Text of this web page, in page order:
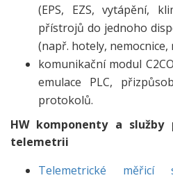
(EPS, EZS, vytápění,
přístrojů do jednoho
(např. hotely, nemocnice,
komunikační modul
emulace PLC,
protokolů.
HW komponenty a
telemetrii
Telemetrické měřicí